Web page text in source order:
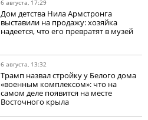
6 августа, 17:29
Дом детства Нила Армстронга
выставили на продажу: хозяйка
надеется, что его превратят в музей
6 августа, 13:32
Трамп назвал стройку у Белого дома
«военным комплексом»: что на
самом деле появится на месте
Восточного крыла